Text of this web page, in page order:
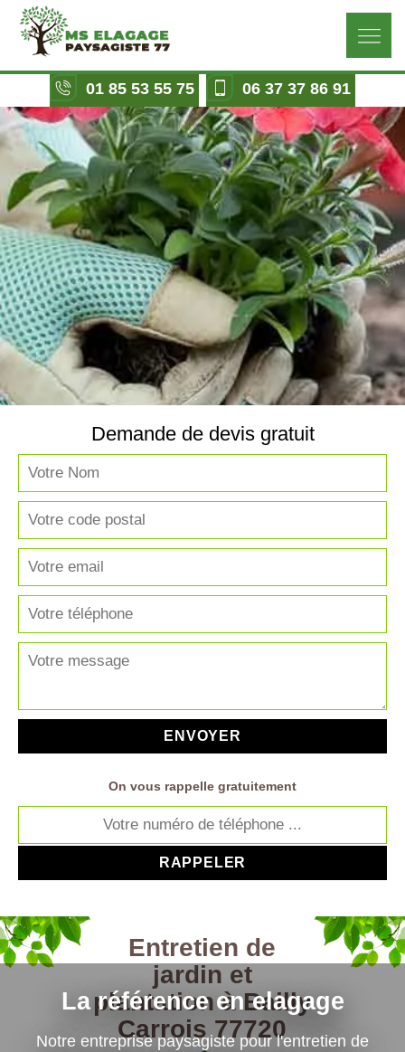
01 85 53 55 75 06 37 37 86 91
La référence en elagage
Notre entreprise paysagiste pour l'entretien de
Demande de devis gratuit
On vous rappelle gratuitement
Entretien de
jardin et
plantation à Bailly
Carrois 77720